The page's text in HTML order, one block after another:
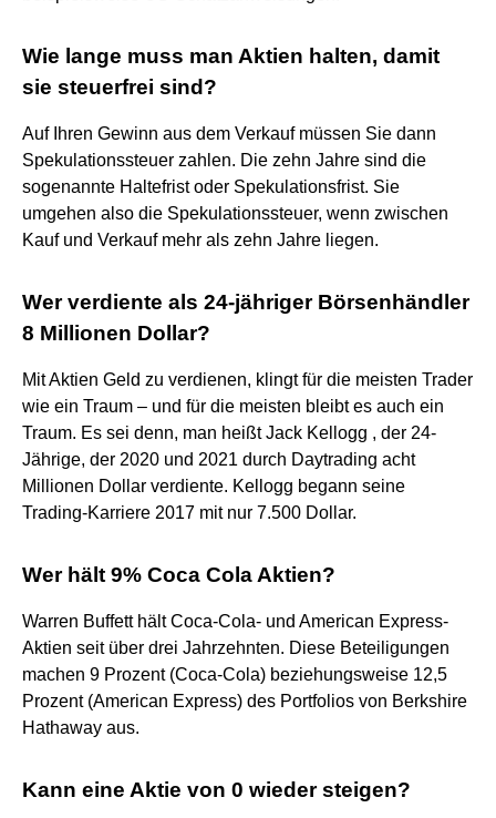
Wie lange muss man Aktien halten, damit
sie steuerfrei sind?
Auf Ihren Gewinn aus dem Verkauf müssen Sie dann
Spekulationssteuer zahlen. Die zehn Jahre sind die
sogenannte Haltefrist oder Spekulationsfrist. Sie
umgehen also die Spekulationssteuer, wenn zwischen
Kauf und Verkauf mehr als zehn Jahre liegen.
Wer verdiente als 24-jähriger Börsenhändler
8 Millionen Dollar?
Mit Aktien Geld zu verdienen, klingt für die meisten Trader
wie ein Traum – und für die meisten bleibt es auch ein
Traum. Es sei denn, man heißt Jack Kellogg , der 24-
Jährige, der 2020 und 2021 durch Daytrading acht
Millionen Dollar verdiente. Kellogg begann seine
Trading-Karriere 2017 mit nur 7.500 Dollar.
Wer hält 9% Coca Cola Aktien?
Warren Buffett hält Coca-Cola- und American Express-
Aktien seit über drei Jahrzehnten. Diese Beteiligungen
machen 9 Prozent (Coca-Cola) beziehungsweise 12,5
Prozent (American Express) des Portfolios von Berkshire
Hathaway aus.
Kann eine Aktie von 0 wieder steigen?